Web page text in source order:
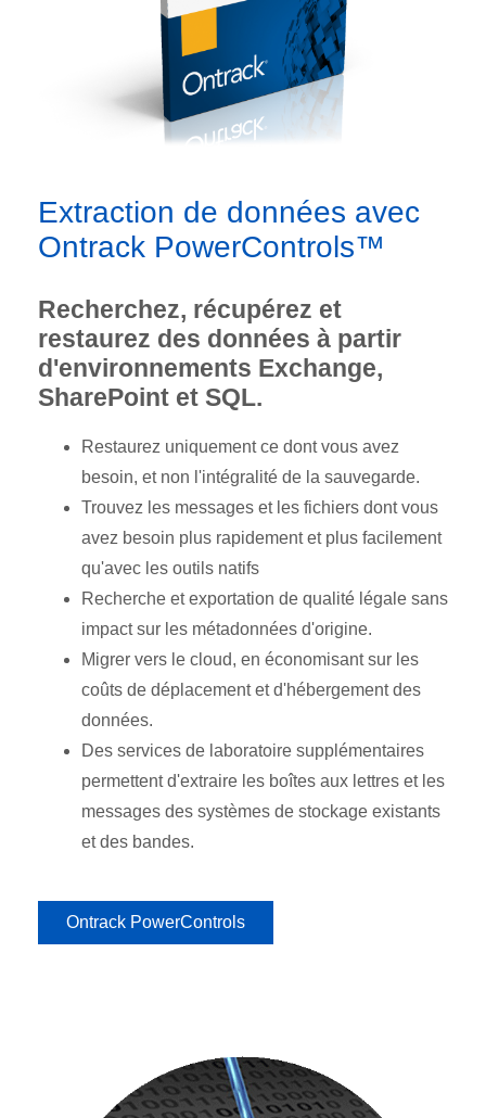
Extraction de données avec
Ontrack PowerControls™
Recherchez, récupérez et
restaurez des données à partir
d'environnements Exchange,
SharePoint et SQL.
Restaurez uniquement ce dont vous avez
besoin, et non l'intégralité de la sauvegarde.
Trouvez les messages et les fichiers dont vous
avez besoin plus rapidement et plus facilement
qu'avec les outils natifs
Recherche et exportation de qualité légale sans
impact sur les métadonnées d'origine.
Migrer vers le cloud, en économisant sur les
coûts de déplacement et d'hébergement des
données.
Des services de laboratoire supplémentaires
permettent d'extraire les boîtes aux lettres et les
messages des systèmes de stockage existants
et des bandes.
Ontrack PowerControls